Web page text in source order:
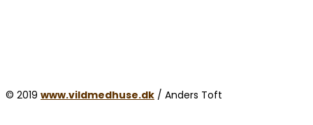
© 2019 www.vildmedhuse.dk / Anders Toft